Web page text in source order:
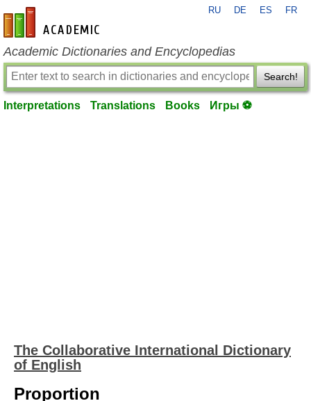
en-academic.com
RU DE ES FR
Academic Dictionaries and Encyclopedias
Search!
Interpretations Translations Books Игры ⚽
The Collaborative International Dictionary
of English
Proportion